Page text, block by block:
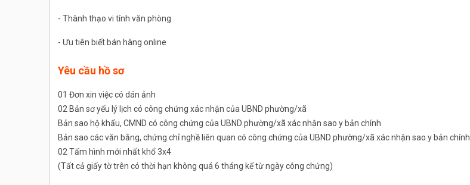
- Thành thạo vi tính văn phòng
- Ưu tiên biết bán hàng online
Yêu cầu hồ sơ
01 Đơn xin việc có dán ảnh
02 Bản sơ yếu lý lịch có công chứng xác nhận của UBND phường/xã
Bản sao hộ khẩu, CMND có công chứng của UBND phường/xã xác nhận sao y bản chính
Bản sao các văn bằng, chứng chỉ nghề liên quan có công chứng của UBND phường/xã xác nhận sao y bản chính
02 Tấm hình mới nhất khổ 3x4
(Tất cả giấy tờ trên có thời hạn không quá 6 tháng kể từ ngày công chứng)